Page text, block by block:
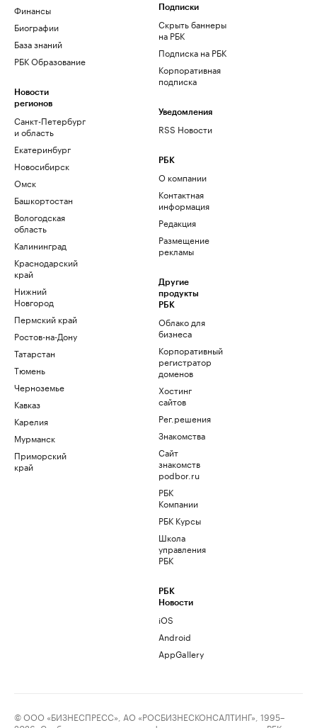
Финансы
Биографии
База знаний
РБК Образование
Новости
регионов
Санкт-Петербург
и область
Екатеринбург
Новосибирск
Омск
Башкортостан
Вологодская
область
Калининград
Краснодарский
край
Нижний
Новгород
Пермский край
Ростов-на-Дону
Татарстан
Тюмень
Черноземье
Кавказ
Карелия
Мурманск
Приморский
край
Подписки
Скрыть баннеры
на РБК
Подписка на РБК
Корпоративная
подписка
Уведомления
RSS Новости
РБК
О компании
Контактная
информация
Редакция
Размещение
рекламы
Другие
продукты
РБК
Облако для
бизнеса
Корпоративный
регистратор
доменов
Хостинг
сайтов
Рег.решения
Знакомства
Сайт
знакомств
podbor.ru
РБК
Компании
РБК Курсы
Школа
управления
РБК
РБК
Новости
iOS
Android
AppGallery
© ООО «БИЗНЕСПРЕСС», АО «РОСБИЗНЕСКОНСАЛТИНГ», 1995–